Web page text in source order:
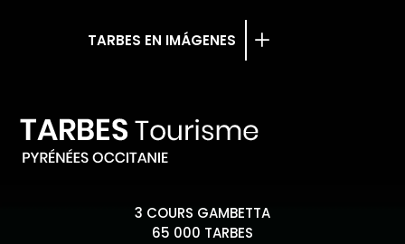
TARBES EN IMÁGENES
3 COURS GAMBETTA
65 000 TARBES